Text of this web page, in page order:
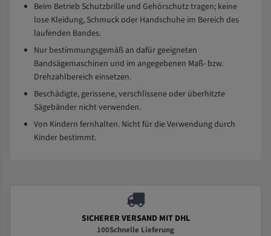
Beim Betrieb Schutzbrille und Gehörschutz tragen; keine
lose Kleidung, Schmuck oder Handschuhe im Bereich des
laufenden Bandes.
Nur bestimmungsgemäß an dafür geeigneten
Bandsägemaschinen und im angegebenen Maß- bzw.
Drehzahlbereich einsetzen.
Beschädigte, gerissene, verschlissene oder überhitzte
Sägebänder nicht verwenden.
Von Kindern fernhalten. Nicht für die Verwendung durch
Kinder bestimmt.
SICHERER VERSAND MIT DHL
100Schnelle Lieferung